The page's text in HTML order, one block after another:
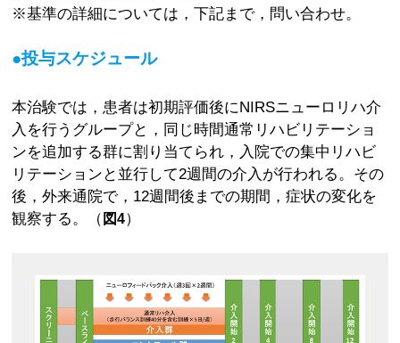
※基準の詳細については，下記まで，問い合わせ。
●投与スケジュール
本治験では，患者は初期評価後にNIRSニューロリハ介
入を行うグループと，同じ時間通常リハビリテーショ
ンを追加する群に割り当てられ，入院での集中リハビ
リテーションと並行して2週間の介入が行われる。その
後，外来通院で，12週間後までの期間，症状の変化を
観察する。（ 図4）